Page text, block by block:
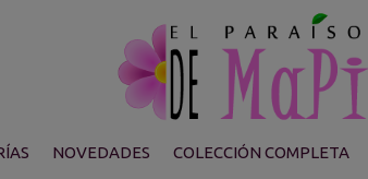
NOVEDADES COLECCIÓN COMPLETA